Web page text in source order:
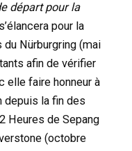
départ pour la
pour la
Nürburgring (mai
afin de vérifier
elle faire honneur à
depuis la fin des
Heures de Sepang
(octobre